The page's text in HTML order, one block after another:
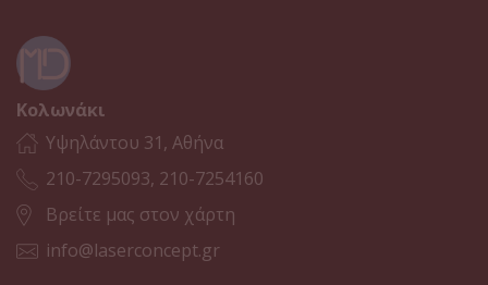
Κολωνάκι
Υψηλάντου 31, Αθήνα
210-7295093, 210-7254160
Βρείτε μας στον χάρτη
info@laserconcept.gr